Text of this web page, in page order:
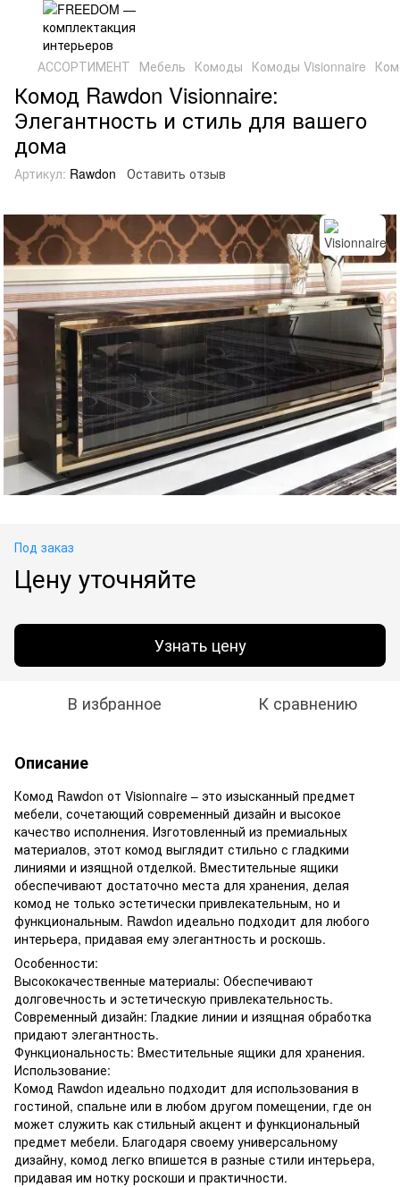
АССОРТИМЕНТ Мебель Комоды Комоды Visionnaire
Комод Rawdon Visionnaire:
Элегантность и стиль для вашего
дома
Артикул: Rawdon Оставить отзыв
Под заказ
Цену уточняйте
Узнать цену
В избранное К сравнению
Описание
Комод Rawdon от Visionnaire – это изысканный предмет
мебели, сочетающий современный дизайн и высокое
качество исполнения. Изготовленный из премиальных
материалов, этот комод выглядит стильно с гладкими
линиями и изящной отделкой. Вместительные ящики
обеспечивают достаточно места для хранения, делая
комод не только эстетически привлекательным, но и
функциональным. Rawdon идеально подходит для любого
интерьера, придавая ему элегантность и роскошь.
Особенности:
Высококачественные материалы: Обеспечивают
долговечность и эстетическую привлекательность.
Современный дизайн: Гладкие линии и изящная обработка
придают элегантность.
Функциональность: Вместительные ящики для хранения.
Использование:
Комод Rawdon идеально подходит для использования в
гостиной, спальне или в любом другом помещении, где он
может служить как стильный акцент и функциональный
предмет мебели. Благодаря своему универсальному
дизайну, комод легко впишется в разные стили интерьера,
придавая им нотку роскоши и практичности.